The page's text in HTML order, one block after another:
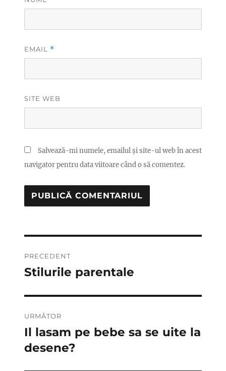
EMAIL *
SITE WEB
Salvează-mi numele, emailul și site-ul web în acest
navigator pentru data viitoare când o să comentez.
în
PRECEDENT
Articolul
Stilurile parentale
URMĂTOR
Articolul
următor:
Il lasam pe bebe sa se uite la
desene?